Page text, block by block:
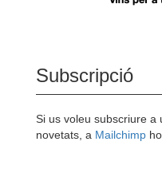
Subscripció
Si us voleu subscriure a
novetats, a Mailchimp